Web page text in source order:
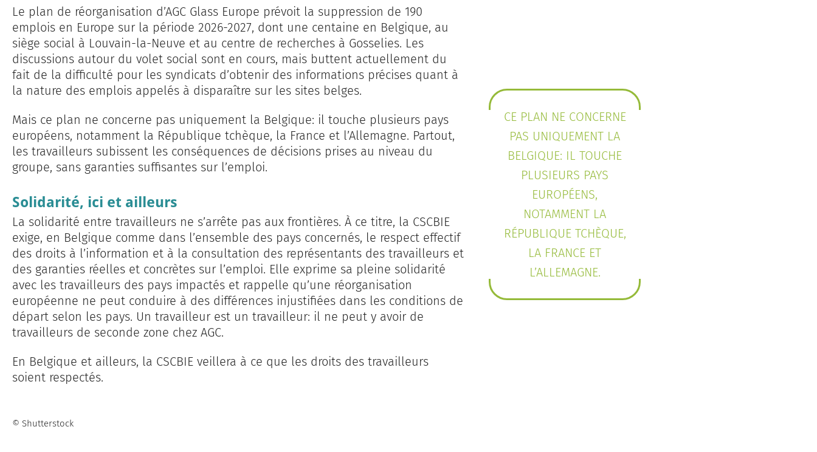
Le plan de réorganisation d’AGC Glass Europe prévoit la suppression de 190
emplois en Europe sur la période 2026-2027, dont une centaine en Belgique, au
siège social à Louvain-la-Neuve et au centre de recherches à Gosselies. Les
discussions autour du volet social sont en cours, mais buttent actuellement du
fait de la difficulté pour les syndicats d’obtenir des informations précises quant à
la nature des emplois appelés à disparaître sur les sites belges.
Mais ce plan ne concerne pas uniquement la Belgique: il touche plusieurs pays
européens, notamment la République tchèque, la France et l’Allemagne. Partout,
les travailleurs subissent les conséquences de décisions prises au niveau du
groupe, sans garanties suffisantes sur l’emploi.
Solidarité, ici et ailleurs
La solidarité entre travailleurs ne s’arrête pas aux frontières. À ce titre, la CSCBIE
exige, en Belgique comme dans l’ensemble des pays concernés, le respect effectif
des droits à l’information et à la consultation des représentants des travailleurs et
des garanties réelles et concrètes sur l’emploi. Elle exprime sa pleine solidarité
avec les travailleurs des pays impactés et rappelle qu’une réorganisation
européenne ne peut conduire à des différences injustifiées dans les conditions de
départ selon les pays. Un travailleur est un travailleur: il ne peut y avoir de
travailleurs de seconde zone chez AGC.
En Belgique et ailleurs, la CSCBIE veillera à ce que les droits des travailleurs
soient respectés.
CE PLAN NE CONCERNE
PAS UNIQUEMENT LA
BELGIQUE: IL TOUCHE
PLUSIEURS PAYS
EUROPÉENS,
NOTAMMENT LA
RÉPUBLIQUE TCHÈQUE,
LA FRANCE ET
L’ALLEMAGNE.
© Shutterstock